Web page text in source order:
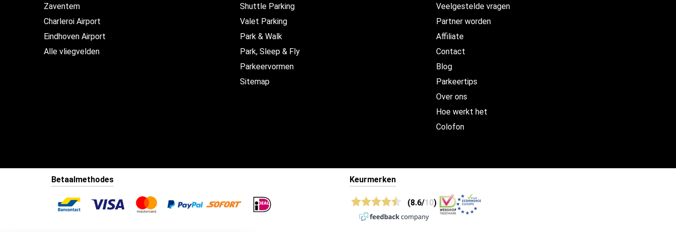
Zaventem
Charleroi Airport
Eindhoven Airport
Alle vliegvelden
Shuttle Parking
Valet Parking
Park & Walk
Park, Sleep & Fly
Parkeervormen
Sitemap
Veelgestelde vragen
Partner worden
Affiliate
Contact
Blog
Parkeertips
Over ons
Hoe werkt het
Colofon
Betaalmethodes Keurmerken
(8.6/10)